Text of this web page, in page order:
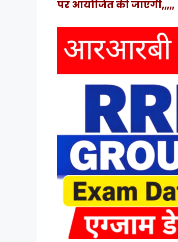
पर आयोजित की जाएगी,,,,,